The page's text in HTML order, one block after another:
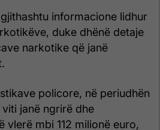
informacione lidhur
duke dhënë detaje
narkotike që janë
policore, në periudhën
janë ngrirë dhe
vlerë mbi 112 milionë euro,